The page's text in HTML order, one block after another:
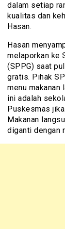
dalam setiap
kualitas dan
Hasan.
Hasan
melaporkan ke
(SPPG) saat
gratis. Pihak
menu makanan
ini adalah
Puskesmas
Makanan
diganti dengan